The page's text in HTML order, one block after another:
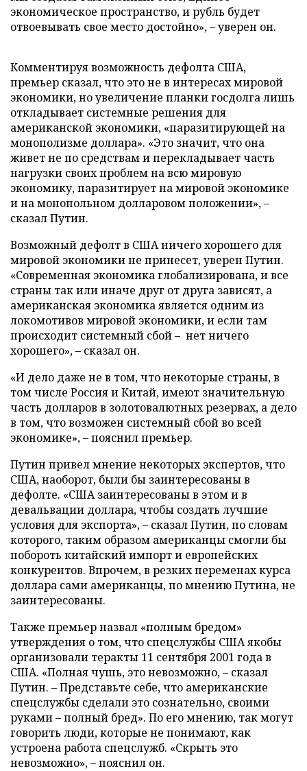
экономическое пространство, и рубль будет
отвоевывать свое место достойно», – уверен он.
Комментируя возможность дефолта США,
премьер сказал, что это не в интересах мировой
экономики, но увеличение планки госдолга лишь
откладывает системные решения для
американской экономики, «паразитирующей на
монополизме доллара». «Это значит, что она
живет не по средствам и перекладывает часть
нагрузки своих проблем на всю мировую
экономику, паразитирует на мировой экономике
и на монопольном долларовом положении», –
сказал Путин.
Возможный дефолт в США ничего хорошего для
мировой экономики не принесет, уверен Путин.
«Современная экономика глобализирована, и все
страны так или иначе друг от друга зависят, а
американская экономика является одним из
локомотивов мировой экономики, и если там
происходит системный сбой – нет ничего
хорошего», – сказал он.
«И дело даже не в том, что некоторые страны, в
том числе Россия и Китай, имеют значительную
часть долларов в золотовалютных резервах, а дело
в том, что возможен системный сбой во всей
экономике», – пояснил премьер.
Путин привел мнение некоторых экспертов, что
США, наоборот, были бы заинтересованы в
дефолте. «США заинтересованы в этом и в
девальвации доллара, чтобы создать лучшие
условия для экспорта», – сказал Путин, по словам
которого, таким образом американцы смогли бы
побороть китайский импорт и европейских
конкурентов. Впрочем, в резких переменах курса
доллара сами американцы, по мнению Путина, не
заинтересованы.
Также премьер назвал «полным бредом»
утверждения о том, что спецслужбы США якобы
организовали теракты 11 сентября 2001 года в
США. «Полная чушь, это невозможно, – сказал
Путин. – Представьте себе, что американские
спецслужбы сделали это сознательно, своими
руками – полный бред». По его мнению, так могут
говорить люди, которые не понимают, как
устроена работа спецслужб. «Скрыть это
невозможно», – пояснил он.